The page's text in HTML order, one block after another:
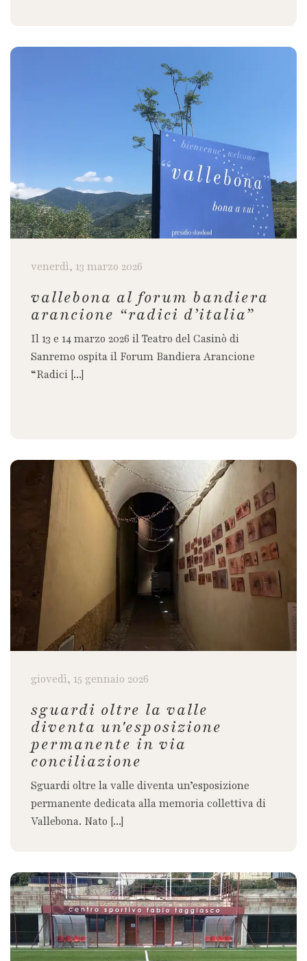
venerdì, 13 marzo 2026
vallebona al forum bandiera
arancione “radici d’italia”
Il 13 e 14 marzo 2026 il Teatro del Casinò di
Sanremo ospita il Forum Bandiera Arancione
“Radici [...]
giovedì, 15 gennaio 2026
sguardi oltre la valle
diventa un'esposizione
permanente in via
conciliazione
Sguardi oltre la valle diventa un’esposizione
permanente dedicata alla memoria collettiva di
Vallebona. Nato [...]